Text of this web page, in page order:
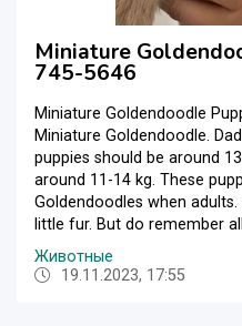
Miniature
745-5646
Miniature Goldendoodle
Miniature Goldendoodle.
puppies should be around
around 11-14 kg. These
Goldendoodles when
little fur. But do remember
Животные
19.11.2023, 17:55